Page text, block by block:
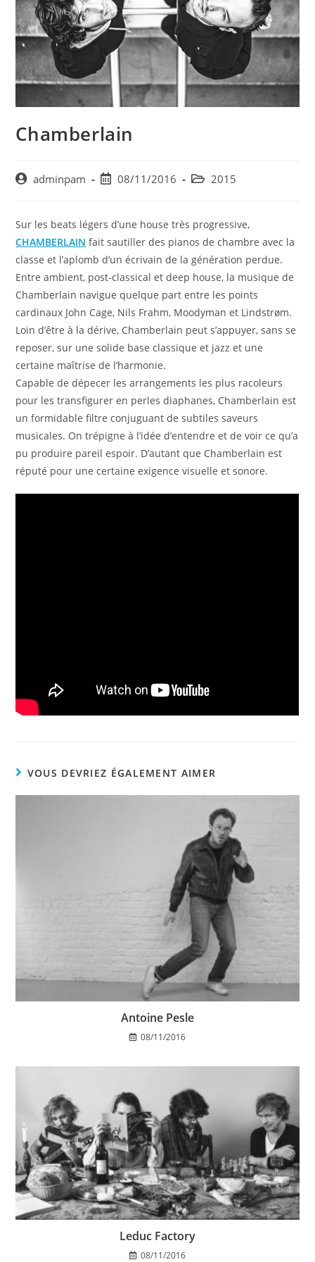
Chamberlain
Auteur/autrice
publication :
adminpam
Post08/11/2016
Post 2015
Sur les beats légers d’une house très progressive,
CHAMBERLAIN fait sautiller des pianos de chambre avec la
classe et l’aplomb d’un écrivain de la génération perdue.
Entre ambient, post-classical et deep house, la musique de
Chamberlain navigue quelque part entre les points
cardinaux John Cage, Nils Frahm, Moodyman et Lindstrøm.
Loin d’être à la dérive, Chamberlain peut s’appuyer, sans se
reposer, sur une solide base classique et jazz et une
certaine maîtrise de l’harmonie.
Capable de dépecer les arrangements les plus racoleurs
pour les transfigurer en perles diaphanes, Chamberlain est
un formidable filtre conjuguant de subtiles saveurs
musicales. On trépigne à l’idée d’entendre et de voir ce qu’a
pu produire pareil espoir. D’autant que Chamberlain est
réputé pour une certaine exigence visuelle et sonore.
VOUS DEVRIEZ ÉGALEMENT AIMER
Antoine Pesle
08/11/2016
Leduc Factory
08/11/2016